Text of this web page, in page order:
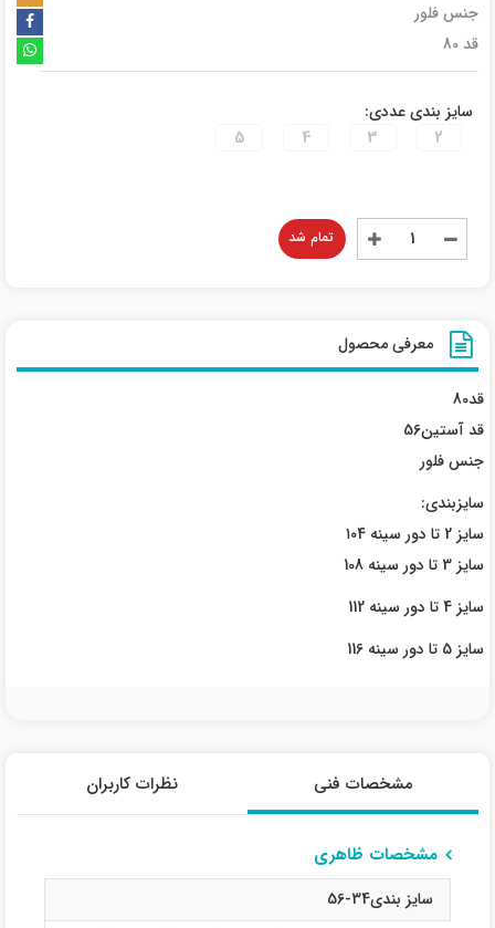
جنس فلور
قد 80
سایز بندی عددی:
2
3
4
5
تمام شد
معرفی محصول
قد80
قد آستین56
جنس فلور
سایزبندی:
سایز 2 تا دور سینه ۱۰4
سایز 3 تا دور سینه 108
سایز 4 تا دور سینه 112
سایز 5 تا دور سینه 116
مشخصات فنی نظرات کاربران
مشخصات ظاهری
سایز بندی34-56